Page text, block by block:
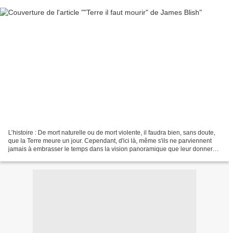
L’histoire : De mort naturelle ou de mort violente, il faudra bien, sans doute,
que la Terre meure un jour. Cependant, d'ici là, même s'ils ne parviennent
jamais à embrasser le temps dans la vision panoramique que leur donnerait